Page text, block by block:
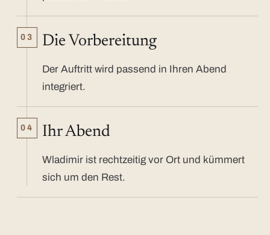
03 Die Vorbereitung
Der Auftritt wird passend in Ihren Abend
integriert.
04 Ihr Abend
Wladimir ist rechtzeitig vor Ort und kümmert
sich um den Rest.